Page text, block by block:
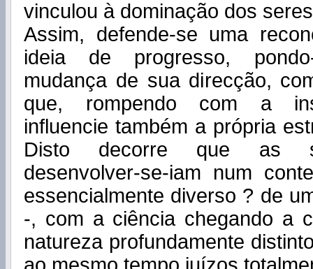
vinculou à dominação dos
Assim, defende-se uma
ideia de progresso,
mudança de sua direcção,
que, rompendo com a
influencie também a própria
Disto decorre que as
desenvolver-se-iam num
essencialmente diverso ? de
-, com a ciência chegando a
natureza profundamente